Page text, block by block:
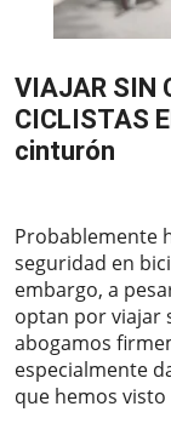
VIAJAR SIN
CICLISTAS
cinturón
Probablemente
seguridad en
embargo, a
optan por viajar
abogamos
especialmente
que hemos visto